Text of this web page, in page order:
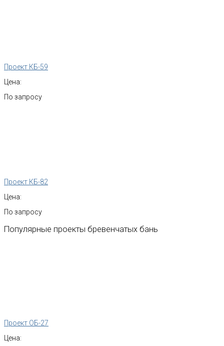
Проект КБ-59
Цена:
По запросу
Проект КБ-82
Цена:
По запросу
Популярные проекты бревенчатых бань
Проект ОБ-27
Цена: